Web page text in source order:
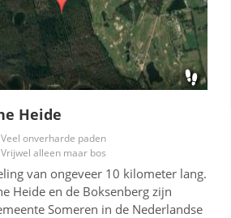
Heide
Veel onverharde paden
Vrijwel alleen maar bos
van ongeveer 10 kilometer lang.
Heide en de Boksenberg zijn
Someren in de Nederlandse